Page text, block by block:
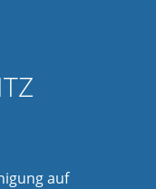
auf